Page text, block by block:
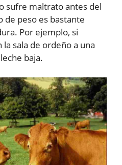
sufre maltrato antes del
de peso es bastante
Por ejemplo, si
sala de ordeño a una
baja.